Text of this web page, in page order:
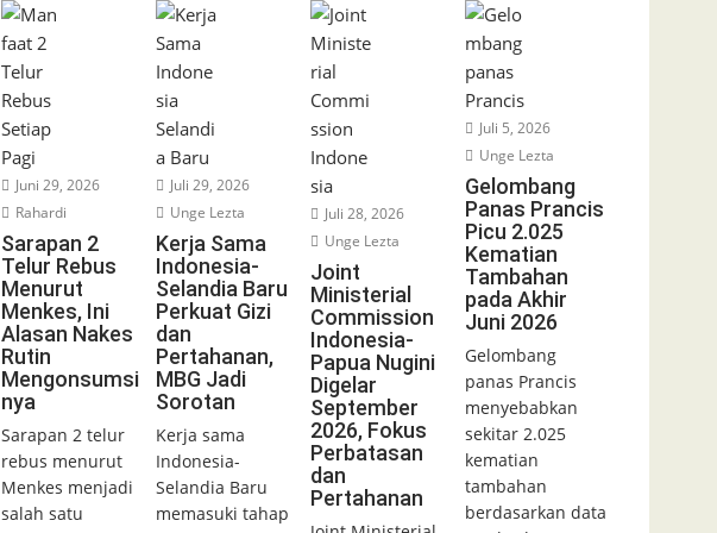
Juni 29, 2026
Rahardi
Sarapan 2
Telur Rebus
Menurut
Menkes, Ini
Alasan Nakes
Rutin
Mengonsumsi
nya
Sarapan 2 telur
rebus menurut
Menkes menjadi
salah satu
Juli 29, 2026
Unge Lezta
Kerja Sama
Indonesia-
Selandia Baru
Perkuat Gizi
dan
Pertahanan,
MBG Jadi
Sorotan
Kerja sama
Indonesia-
Selandia Baru
memasuki tahap
Juli 28, 2026
Unge Lezta
Joint
Ministerial
Commission
Indonesia-
Papua Nugini
Digelar
September
2026, Fokus
Perbatasan
dan
Pertahanan
Juli 5, 2026
Unge Lezta
Gelombang
Panas Prancis
Picu 2.025
Kematian
Tambahan
pada Akhir
Juni 2026
Gelombang
panas Prancis
menyebabkan
sekitar 2.025
kematian
tambahan
berdasarkan data